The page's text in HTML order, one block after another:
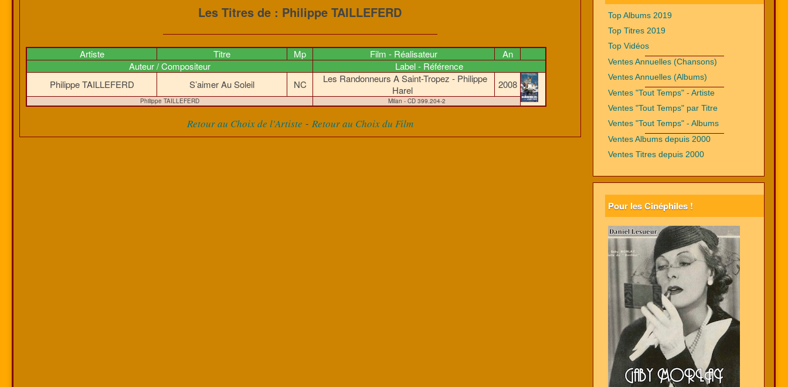
Les Titres de : Philippe TAILLEFERD
Artiste Titre Mp Film - Réalisateur
An
Auteur / Compositeur
Label - Référence
Philippe TAILLEFERD
S’aimer Au Soleil NC
Les Randonneurs A Saint-Tropez - Philippe
Harel
2008
Philippe TAILLEFERD Milan - CD 399.204-2
Retour au Choix de l'Artiste - Retour au Choix du Film
Top Albums 2019
Top Titres 2019
Top Vidéos
Ventes Annuelles (Chansons)
Ventes Annuelles (Albums)
Ventes "Tout Temps" - Artiste
Ventes "Tout Temps" par Titre
Ventes "Tout Temps" - Albums
Ventes Albums depuis 2000
Ventes Titres depuis 2000
Pour les Cinéphiles !